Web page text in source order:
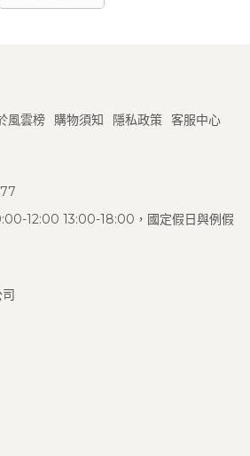
風雲榜 購物須知 隱私政策 客服中心
12:00 13:00-18:00，國定假日與例假